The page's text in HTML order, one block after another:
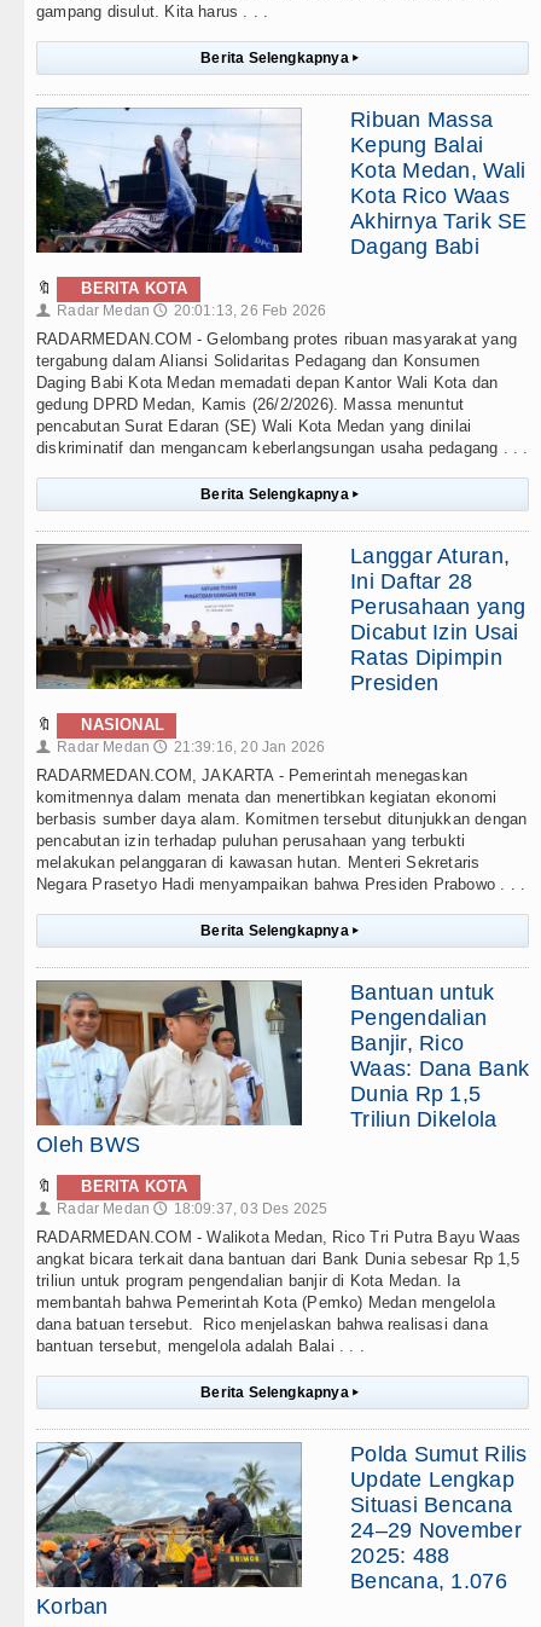
gampang disulut. Kita harus . . .
Berita Selengkapnya ▸
Ribuan Massa
Kepung Balai
Kota Medan, Wali
Kota Rico Waas
Akhirnya Tarik SE
Dagang Babi
🔖 BERITA KOTA
👤 Radar Medan 🕔 20:01:13, 26 Feb 2026
RADARMEDAN.COM - Gelombang protes ribuan masyarakat yang
tergabung dalam Aliansi Solidaritas Pedagang dan Konsumen
Daging Babi Kota Medan memadati depan Kantor Wali Kota dan
gedung DPRD Medan, Kamis (26/2/2026). Massa menuntut
pencabutan Surat Edaran (SE) Wali Kota Medan yang dinilai
diskriminatif dan mengancam keberlangsungan usaha pedagang . . .
Berita Selengkapnya ▸
Langgar Aturan,
Ini Daftar 28
Perusahaan yang
Dicabut Izin Usai
Ratas Dipimpin
Presiden
🔖 NASIONAL
👤 Radar Medan 🕔 21:39:16, 20 Jan 2026
RADARMEDAN.COM, JAKARTA - Pemerintah menegaskan
komitmennya dalam menata dan menertibkan kegiatan ekonomi
berbasis sumber daya alam. Komitmen tersebut ditunjukkan dengan
pencabutan izin terhadap puluhan perusahaan yang terbukti
melakukan pelanggaran di kawasan hutan. Menteri Sekretaris
Negara Prasetyo Hadi menyampaikan bahwa Presiden Prabowo . . .
Berita Selengkapnya ▸
Bantuan untuk
Pengendalian
Banjir, Rico
Waas: Dana Bank
Dunia Rp 1,5
Triliun Dikelola
Oleh BWS
🔖 BERITA KOTA
👤 Radar Medan 🕔 18:09:37, 03 Des 2025
RADARMEDAN.COM - Walikota Medan, Rico Tri Putra Bayu Waas
angkat bicara terkait dana bantuan dari Bank Dunia sebesar Rp 1,5
triliun untuk program pengendalian banjir di Kota Medan. Ia
membantah bahwa Pemerintah Kota (Pemko) Medan mengelola
dana batuan tersebut. Rico menjelaskan bahwa realisasi dana
bantuan tersebut, mengelola adalah Balai . . .
Berita Selengkapnya ▸
Polda Sumut Rilis
Update Lengkap
Situasi Bencana
24–29 November
2025: 488
Bencana, 1.076
Korban